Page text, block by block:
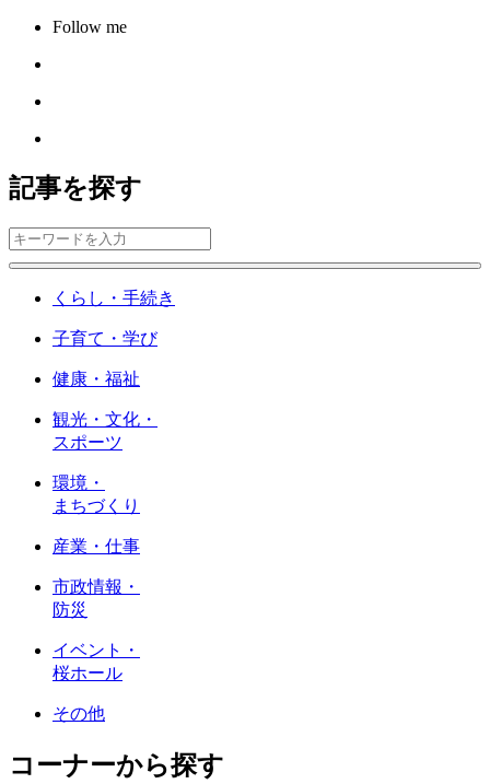
Follow me
記事を探す
くらし・手続き
子育て・学び
健康・福祉
観光・文化・
スポーツ
環境・
まちづくり
産業・仕事
市政情報・
防災
イベント・
桜ホール
その他
コーナーから探す